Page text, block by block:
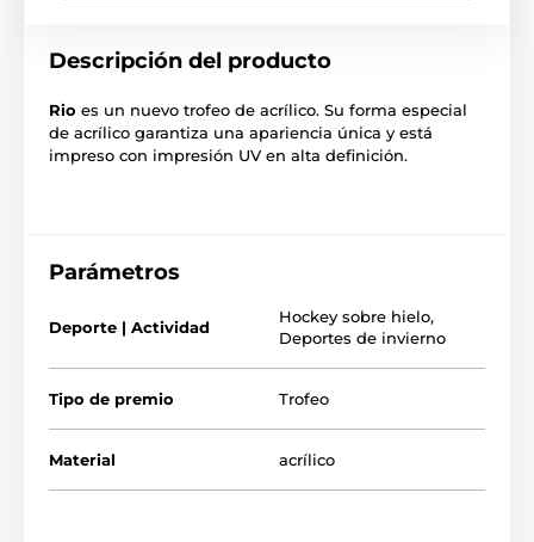
Descripción del producto
Rio es un nuevo trofeo de acrílico. Su forma especial
de acrílico garantiza una apariencia única y está
impreso con impresión UV en alta definición.
Parámetros
Deporte | Actividad
Hockey sobre hielo,
Deportes de invierno
Tipo de premio Trofeo
Material acrílico